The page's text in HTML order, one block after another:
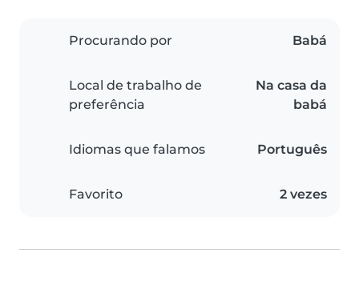
Procurando por Babá
Local de trabalho de
preferência
Na casa da
babá
Idiomas que falamos Português
Favorito 2 vezes